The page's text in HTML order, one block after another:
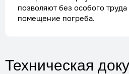
позволяют без особого
помещение погреба.
Техническая